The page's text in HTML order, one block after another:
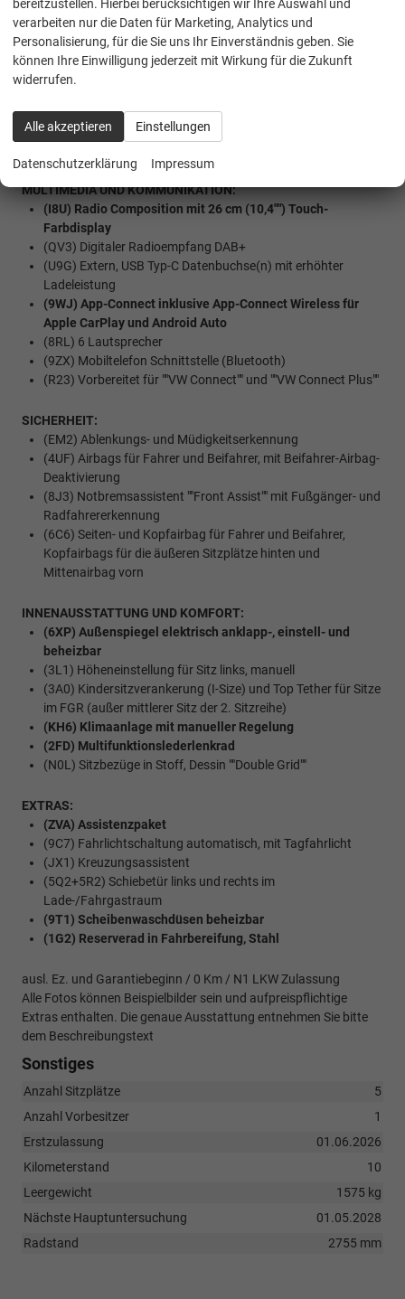
Keyless Start (Schlüsselloses starten)
(2J1) Stoßfänger in Wagenfarbe lackiert
(ZVG) Technik Paket
(ZVC) Winterpaket ""Basis""
(3JC) Dachlüfter im Fahrgastraum
(3S2) Dachreling schwarz
MULTIMEDIA UND KOMMUNIKATION:
(I8U) Radio Composition mit 26 cm (10,4"") Touch-
Farbdisplay
(QV3) Digitaler Radioempfang DAB+
(U9G) Extern, USB Typ-C Datenbuchse(n) mit erhöhter
Ladeleistung
(9WJ) App-Connect inklusive App-Connect Wireless für
Apple CarPlay und Android Auto
(8RL) 6 Lautsprecher
(9ZX) Mobiltelefon Schnittstelle (Bluetooth)
(R23) Vorbereitet für ""VW Connect"" und ""VW Connect Plus""
SICHERHEIT:
(EM2) Ablenkungs- und Müdigkeitserkennung
(4UF) Airbags für Fahrer und Beifahrer, mit Beifahrer-Airbag-
Deaktivierung
(8J3) Notbremsassistent ""Front Assist"" mit Fußgänger- und
Radfahrererkennung
(6C6) Seiten- und Kopfairbag für Fahrer und Beifahrer,
Kopfairbags für die äußeren Sitzplätze hinten und
Mittenairbag vorn
INNENAUSSTATTUNG UND KOMFORT:
(6XP) Außenspiegel elektrisch anklapp-, einstell- und
beheizbar
(3L1) Höheneinstellung für Sitz links, manuell
(3A0) Kindersitzverankerung (I-Size) und Top Tether für Sitze
im FGR (außer mittlerer Sitz der 2. Sitzreihe)
(KH6) Klimaanlage mit manueller Regelung
(2FD) Multifunktionslederlenkrad
(N0L) Sitzbezüge in Stoff, Dessin ""Double Grid""
EXTRAS:
(ZVA) Assistenzpaket
(9C7) Fahrlichtschaltung automatisch, mit Tagfahrlicht
(JX1) Kreuzungsassistent
(5Q2+5R2) Schiebetür links und rechts im
Lade-/Fahrgastraum
(9T1) Scheibenwaschdüsen beheizbar
(1G2) Reserverad in Fahrbereifung, Stahl
ausl. Ez. und Garantiebeginn / 0 Km / N1 LKW Zulassung
Alle Fotos können Beispielbilder sein und aufpreispflichtige
Extras enthalten. Die genaue Ausstattung entnehmen Sie bitte
dem Beschreibungstext
Sonstiges
Anzahl Sitzplätze
5
Anzahl Vorbesitzer
1
Erstzulassung
01.06.2026
Kilometerstand
10
Leergewicht
1575 kg
Nächste Hauptuntersuchung
01.05.2028
Radstand
2755 mm
bereitzustellen. Hierbei berücksichtigen wir Ihre Auswahl und
verarbeiten nur die Daten für Marketing, Analytics und
Personalisierung, für die Sie uns Ihr Einverständnis geben. Sie
können Ihre Einwilligung jederzeit mit Wirkung für die Zukunft
widerrufen.
Alle akzeptieren Einstellungen
Datenschutzerklärung Impressum